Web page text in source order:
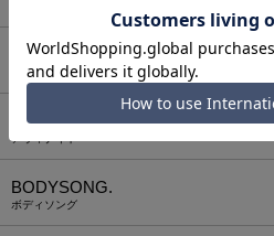
ATTACHMENT
アタッチメント
AUI NITE
アウィナイト
BODYSONG.
ボディソング